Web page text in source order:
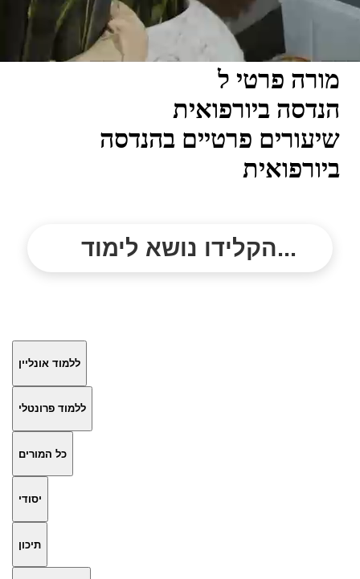
מורה פרטי ל
הנדסה ביורפואית
שיעורים פרטיים בהנדסה
ביורפואית
הקלידו נושא לימוד...
ללמוד אונליין
ללמוד פרונטלי
כל המורים
יסודי
תיכון